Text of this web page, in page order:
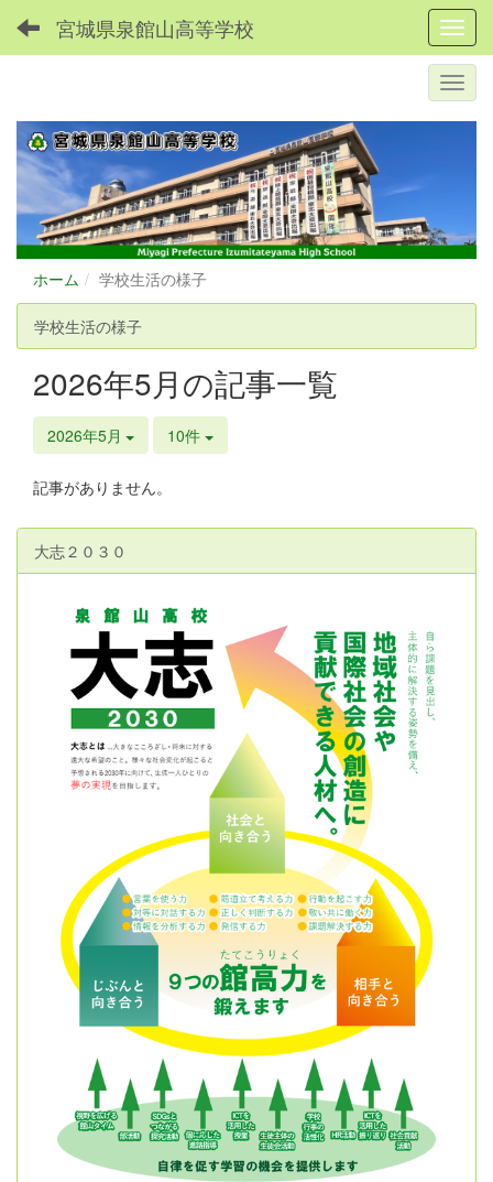
宮城県泉館山高等学校
ホーム 学校生活の様子
学校生活の様子
2026年5月の記事一覧
2026年5月 10件
記事がありません。
大志２０３０